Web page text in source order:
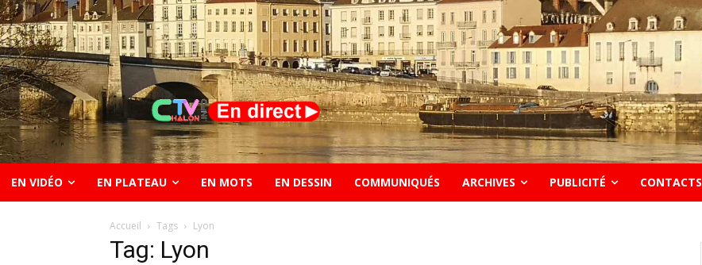
EN VIDÉO EN PLATEAU EN MOTS EN DESSIN COMMUNIQUÉS ARCHIVES PUBLICITÉ CONTACTS
Accueil Tags Lyon
Tag: Lyon